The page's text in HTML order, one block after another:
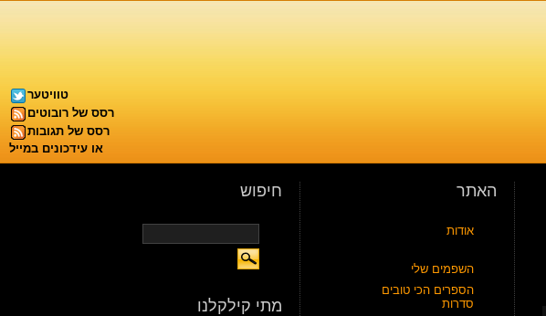
טוויטער
רסס של רובוטים
רסס של תגובות
או עידכונים במייל
האתר
אודות
השפמים שלי
הספרים הכי טובים
סדרות
חיפוש
מתי קילקלנו